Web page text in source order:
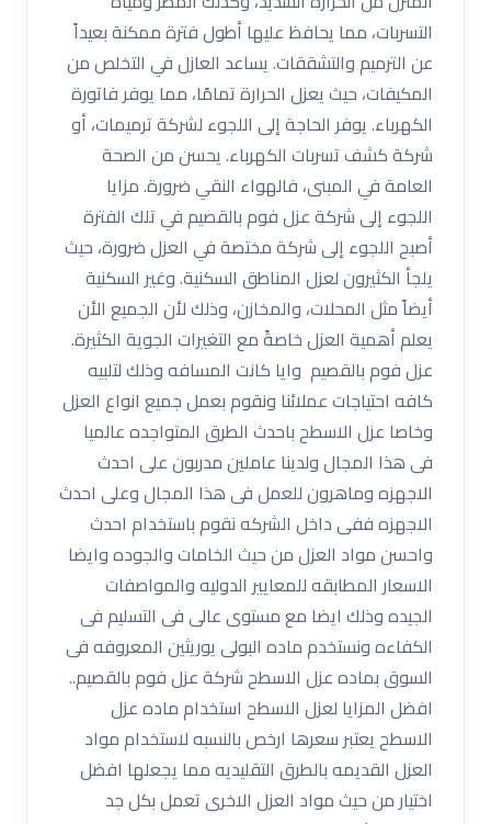
التسربات، مما يحافظ عليها أطول فترة ممكنة بعيداً
عن الترميم والتشققات. يساعد العازل في التخلص من
المكيفات، حيث يعزل الحرارة تمامًا، مما يوفر فاتورة
الكهرباء. يوفر الحاجة إلى اللجوء لشركة ترميمات، أو
شركة كشف تسربات الكهرباء. يحسن من الصحة
العامة في المبنى، فالهواء النقي ضرورة. مزايا
اللجوء إلى شركة عزل فوم بالقصيم في تلك الفترة
أصبح اللجوء إلى شركة مختصة في العزل ضرورة، حيث
يلجأ الكثيرون لعزل المناطق السكنية. وغير السكنية
أيضاً مثل المحلات، والمخازن، وذلك لأن الجميع الأن
يعلم أهمية العزل خاصةً مع التغيرات الجوية الكثيرة.
عزل فوم بالقصيم وايا كانت المسافه وذلك لتلبيه
كافه احتياجات عملائنا ونقوم بعمل جميع انواع العزل
وخاصا عزل الاسطح باحدث الطرق المتواجده عالميا
فى هذا المجال ولدينا عاملين مدربون على احدث
الاجهزه وماهرون للعمل فى هذا المجال وعلى احدث
الاجهزه ففى داخل الشركه نقوم باستخدام احدث
واحسن مواد العزل من حيث الخامات والجوده وايضا
الاسعار المطابقه للمعايير الدوليه والمواصفات
الجيده وذلك ايضا مع مستوى عالى فى التسليم فى
الكفاءه ونستخدم ماده البولى يوريثين المعروفه فى
السوق بماده عزل الاسطح شركة عزل فوم بالقصيم..
افضل المزايا لعزل الاسطح استخدام ماده عزل
الاسطح يعتبر سعرها ارخص بالنسبه لاستخدام مواد
العزل القديمه بالطرق التقليديه مما يجعلها افضل
اختيار من حيث مواد العزل الاخرى تعمل بكل جد